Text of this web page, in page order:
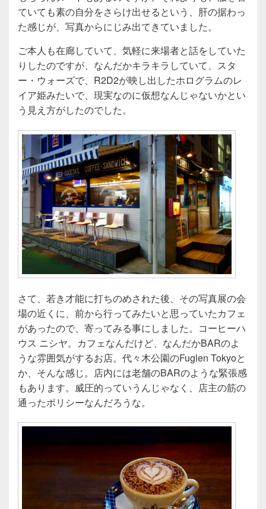
ていても素の自分をさらけ出せるという、肝の据わっ
た感じが、写真からにじみ出てきていました。
ご本人も在廊していて、気軽に来場者と話をしていた
りしたのですが、なんだかキラキラしていて、スタ
ー・ウォーズで、R2D2が映し出したホログラムのレ
イア姫みたいで、現実なのに仮想なんじゃないかとい
う見え方がしたのでした。
さて、若き才能に打ちのめされた後、その写真展の会
場の近くに、前から行ってみたいと思っていたカフェ
があったので、寄ってみる事にしました。コーヒーハ
ウス ニシヤ。カフェなんだけど、なんだかBARのよ
うな雰囲気がするお店。代々木公園のFuglen Tokyoと
か、そんな感じ。店内には老舗のBARのような緊張感
もあります。威圧的っていうんじゃなく、店主の筋の
通ったポリシーなんだろうな。